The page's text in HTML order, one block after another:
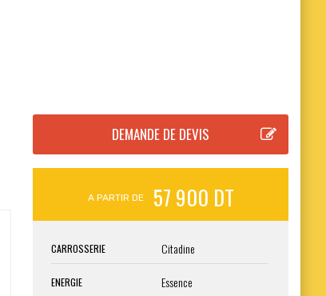
A PARTIR DE 57 900 DT
CARROSSERIE Citadine
ENERGIE Essence